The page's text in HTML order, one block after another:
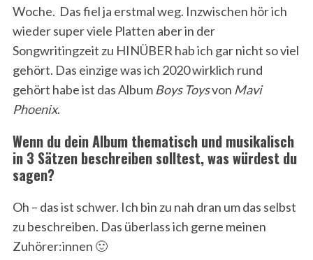
Woche. Das fiel ja erstmal weg. Inzwischen hör ich
wieder super viele Platten aber in der
Songwritingzeit zu HINÜBER hab ich gar nicht so viel
gehört. Das einzige was ich 2020 wirklich rund
gehört habe ist das Album Boys Toysvon Mavi
Phoenix.
Wenn du dein Album thematisch und musikalisch
in 3 Sätzen beschreiben solltest, was würdest du
sagen?
Oh – das ist schwer. Ich bin zu nah dran um das selbst
zu beschreiben. Das überlass ich gerne meinen
Zuhörer:innen 🙂